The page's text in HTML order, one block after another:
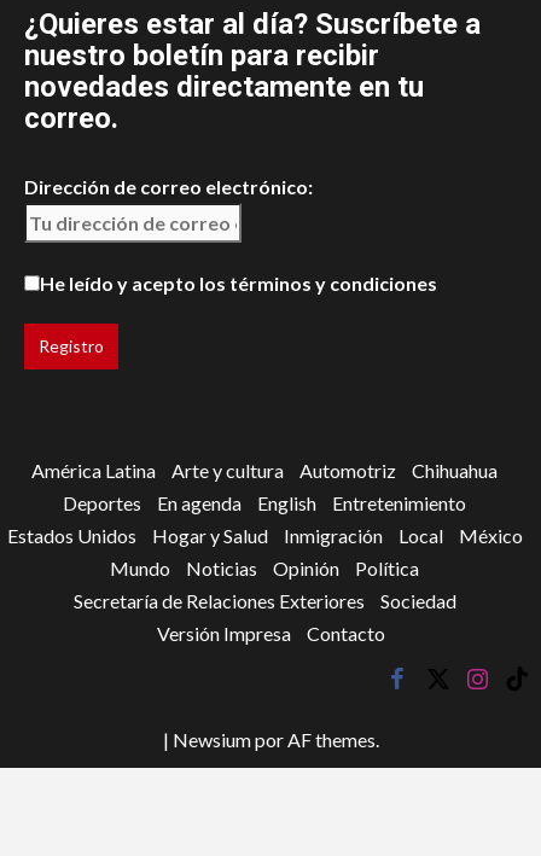
¿Quieres estar al día? Suscríbete a
nuestro boletín para recibir
novedades directamente en tu
correo.
Dirección de correo electrónico:
He leído y acepto los términos y condiciones
América Latina Arte y cultura Automotriz
Chihuahua
Deportes
En agenda English
Entretenimiento
Estados Unidos
Hogar y Salud Inmigración Local
México
Mundo
Noticias Opinión
Política
Secretaría de Relaciones Exteriores
Sociedad
Versión Impresa
Contacto
facebook
twitter
tik
| Newsiumpor AF themes.